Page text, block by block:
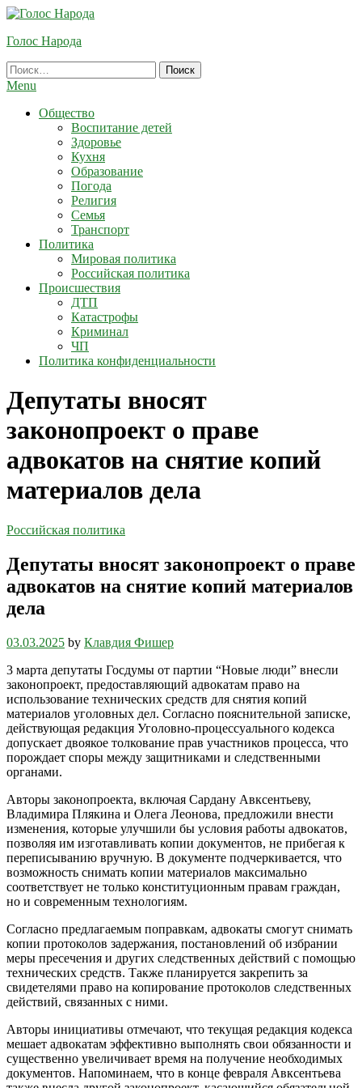
Skip
Content
Голос Народа
Найти:
Menu
Общество
Воспитание детей
Здоровье
Кухня
Образование
Погода
Религия
Семья
Транспорт
Политика
Мировая политика
Российская политика
Происшествия
ДТП
Катастрофы
Криминал
ЧП
Политика конфиденциальности
Депутаты вносят
законопроект о праве
адвокатов на снятие копий
материалов дела
Российская политика
Депутаты вносят законопроект о праве
адвокатов на снятие копий материалов
дела
03.03.2025 by Клавдия Фишер
3 марта депутаты Госдумы от партии “Новые люди” внесли
законопроект, предоставляющий адвокатам право на
использование технических средств для снятия копий
материалов уголовных дел. Согласно пояснительной записке,
действующая редакция Уголовно-процессуального кодекса
допускает двоякое толкование прав участников процесса, что
порождает споры между защитниками и следственными
органами.
Авторы законопроекта, включая Сардану Авксентьеву,
Владимира Плякина и Олега Леонова, предложили внести
изменения, которые улучшили бы условия работы адвокатов,
позволяя им изготавливать копии документов, не прибегая к
переписыванию вручную. В документе подчеркивается, что
возможность снимать копии материалов максимально
соответствует не только конституционным правам граждан,
но и современным технологиям.
Согласно предлагаемым поправкам, адвокаты смогут снимать
копии протоколов задержания, постановлений об избрании
меры пресечения и других следственных действий с помощью
технических средств. Также планируется закрепить за
свидетелями право на копирование протоколов следственных
действий, связанных с ними.
Авторы инициативы отмечают, что текущая редакция кодекса
мешает адвокатам эффективно выполнять свои обязанности и
существенно увеличивает время на получение необходимых
документов. Напоминаем, что в конце февраля Авксентьева